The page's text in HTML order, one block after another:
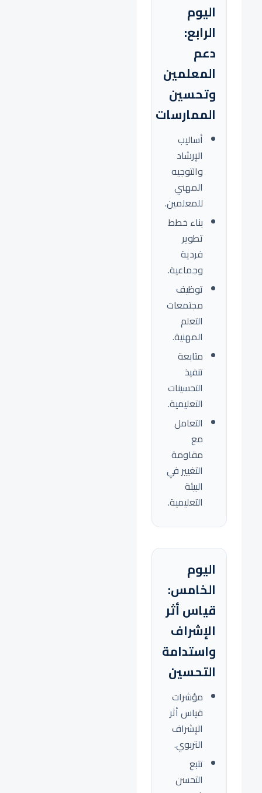
اليوم
الرابع:
دعم
المعلمين
وتحسين
الممارسات
أساليب
الإرشاد
والتوجيه
المهني
للمعلمين.
بناء خطط
تطوير
فردية
وجماعية.
توظيف
مجتمعات
التعلم
المهنية.
متابعة
تنفيذ
التحسينات
التعليمية.
التعامل
مع
مقاومة
التغيير في
البيئة
التعليمية.
اليوم
الخامس:
قياس أثر
الإشراف
واستدامة
التحسين
مؤشرات
قياس أثر
الإشراف
التربوي.
تتبع
التحسن